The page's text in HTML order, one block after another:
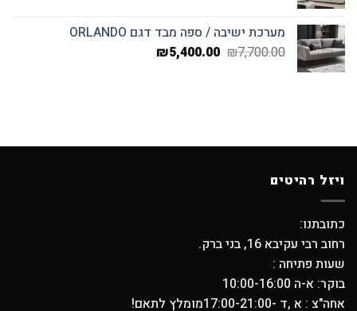
מערכת ישיבה / ספה מבד דגם ORLANDO
₪7,700.00
המחיר
₪5,400.00
המחיר
ויזל רהיטים
כתובתנו:
רחוב רבי עקיבא 16, בני ברק.
שעות פתיחה :
בוקר: א-ה 10:00-16:00
אחה"צ : א ,ד -17:00-21:00מומלץ לתאם!